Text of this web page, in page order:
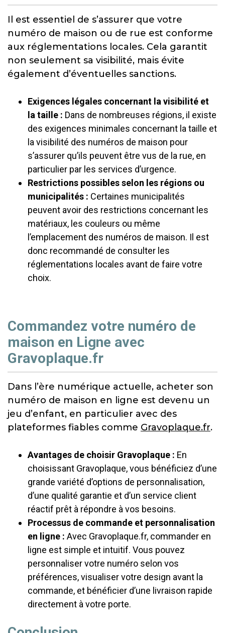
Il est essentiel de s’assurer que votre
numéro de maison ou de rue est conforme
aux réglementations locales. Cela garantit
non seulement sa visibilité, mais évite
également d’éventuelles sanctions.
Exigences légales concernant la visibilité et
la taille : Dans de nombreuses régions, il existe
des exigences minimales concernant la taille et
la visibilité des numéros de maison pour
s’assurer qu’ils peuvent être vus de la rue, en
particulier par les services d’urgence.
Restrictions possibles selon les régions ou
municipalités : Certaines municipalités
peuvent avoir des restrictions concernant les
matériaux, les couleurs ou même
l’emplacement des numéros de maison. Il est
donc recommandé de consulter les
réglementations locales avant de faire votre
choix.
Commandez votre numéro de
maison en Ligne avec
Gravoplaque.fr
Dans l’ère numérique actuelle, acheter son
numéro de maison en ligne est devenu un
jeu d’enfant, en particulier avec des
plateformes fiables comme Gravoplaque.fr.
Avantages de choisir Gravoplaque : En
choisissant Gravoplaque, vous bénéficiez d’une
grande variété d’options de personnalisation,
d’une qualité garantie et d’un service client
réactif prêt à répondre à vos besoins.
Processus de commande et personnalisation
en ligne : Avec Gravoplaque.fr, commander en
ligne est simple et intuitif. Vous pouvez
personnaliser votre numéro selon vos
préférences, visualiser votre design avant la
commande, et bénéficier d’une livraison rapide
directement à votre porte.